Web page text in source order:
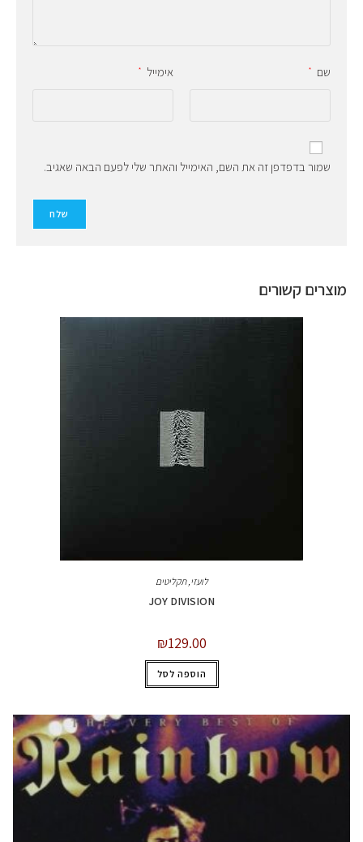
מוצרים קשורים
לועזי,תקליטים
JOY DIVISION
₪129.00
הוספה לסל
שם * אימייל *
שמור בדפדפן זה את השם, האימייל והאתר שלי לפעם הבאה שאגיב.